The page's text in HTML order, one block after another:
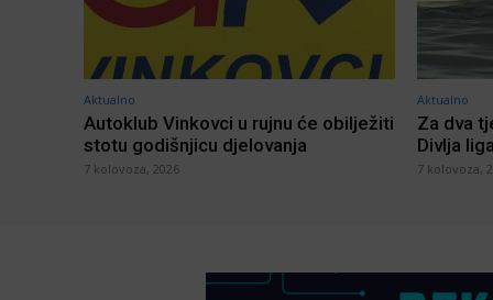
Aktualno
Autoklub Vinkovci u rujnu će obilježiti
stotu godišnjicu djelovanja
7 kolovoza, 2026
Aktualno
Za dva
Divlja liga
7 kolovoza,